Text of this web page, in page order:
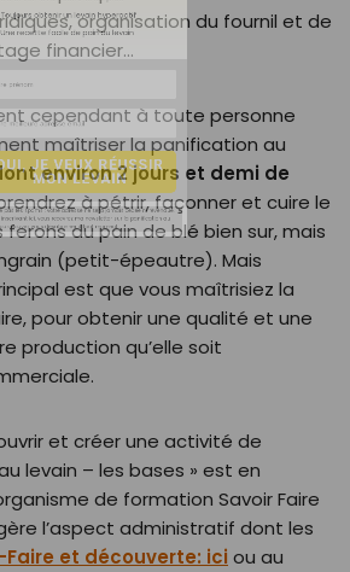
organisation du fournil et de
financier…
cependant à toute personne
maîtriser la panification au
environ 2 jours et demi de
à pétrir, façonner et cuire le
ferons du pain de blé bien sur, mais
(petit-épeautre). Mais
est que vous maîtrisiez la
pour obtenir une qualité et une
production qu’elle soit
et créer une activité de
levain – les bases » est en
de formation Savoir Faire
l’aspect administratif dont les
Faire et découverte: ici ou au
de pain au levain
RÉUSSIR
LEVAIN
adresse ne sera jamais cédée ni revendue.
recevrez ma newsletter sur la panification au
à tout moment.